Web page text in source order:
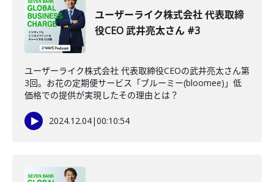
ユーザーライク株式会社 代表取締
役CEO 武井亮太さん #3
ユーザーライク株式会社 代表取締役CEOの武井亮太さん第
3回。お花の定期便サービス「ブルーミー(bloomee)」低
価格での提供が実現したその理由とは？
2024.12.04|00:10:54